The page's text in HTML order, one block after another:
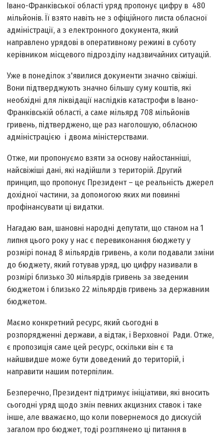
Івано-Франківської області уряд пропонує цифру в 480
мільйонів. Її взято навіть не з офіційного листа обласної
адміністрації, а з електронного документа, який
направлено урядові в оперативному режимі в суботу
керівником місцевого підрозділу надзвичайних ситуацій.
Уже в понеділок з'явилися документи значно свіжіші.
Вони підтверджують значно більшу суму коштів, які
необхідні для ліквідації наслідків катастрофи в Івано-
Франківській області, а саме мільярд 708 мільйонів
гривень, підтверджено, ще раз наголошую, обласною
адміністрацією і двома міністерствами.
Отже, ми пропонуємо взяти за основу найостанніші,
найсвіжіші дані, які надійшли з територій. Другий
принцип, що пропонує Президент – це реальність джерел
дохідної частини, за допомогою яких ми повинні
профінансувати ці видатки.
Нагадаю вам, шановні народні депутати, що станом на 1
липня цього року у нас є перевиконання бюджету у
розмірі понад 8 мільярдів гривень, а коли подавали зміни
до бюджету, який готував уряд, цю цифру називали в
розмірі близько 30 мільярдів гривень за зведеним
бюджетом і близько 22 мільярдів гривень за державним
бюджетом.
Маємо конкретний ресурс, який сьогодні в
розпорядженні держави, а відтак, і Верховної Ради. Отже,
є пропозиція саме цей ресурс, оскільки він є та
найшвидше може бути доведений до територій, і
направити нашим потерпілим.
Безперечно, Президент підтримує ініціативи, які вносить
сьогодні уряд щодо змін певних акцизних ставок і таке
інше, але вважаємо, що коли повернемося до дискусій
загалом про бюджет, тоді розглянемо ці питання в